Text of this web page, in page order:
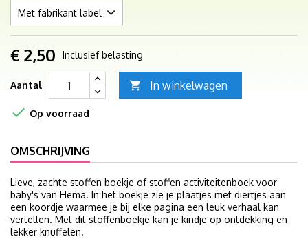
€ 2,50 Inclusief belasting
Aantal  In winkelwagen
 Op voorraad
OMSCHRIJVING
Lieve, zachte stoffen boekje of stoffen activiteitenboek voor
baby's van Hema. In het boekje zie je plaatjes met diertjes aan
een koordje waarmee je bij elke pagina een leuk verhaal kan
vertellen. Met dit stoffenboekje kan je kindje op ontdekking en
lekker knuffelen.